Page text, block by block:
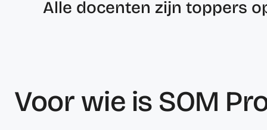
Alle docenten zijn toppers
Voor wie is SOM